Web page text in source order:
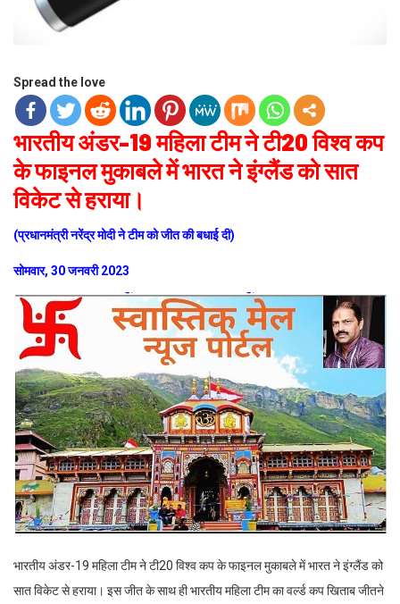
Spread the love
भारतीय अंडर-19 महिला टीम ने टी20 विश्व कप
के फाइनल मुकाबले में भारत ने इंग्लैंड को सात
विकेट से हराया।
(प्रधानमंत्री नरेंद्र मोदी ने टीम को जीत की बधाई दी)
सोमवार, 30 जनवरी 2023
भारतीय अंडर-19 महिला टीम ने टी20 विश्व कप के फाइनल मुकाबले में भारत ने इंग्लैंड को
सात विकेट से हराया। इस जीत के साथ ही भारतीय महिला टीम का वर्ल्ड कप खिताब जीतने